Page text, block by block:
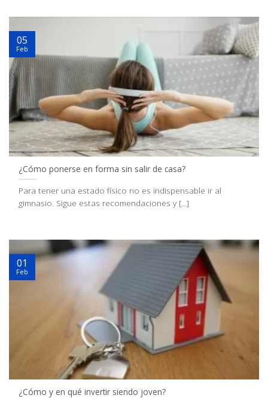
¿Cómo ponerse en forma sin salir de casa?
Para tener una estado físico no es indispensable ir al
gimnasio. Sigue estas recomendaciones y [...]
05
Feb
¿Cómo y en qué invertir siendo joven?
01
Feb